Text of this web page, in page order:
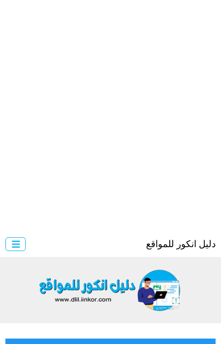
انكور للمواقع